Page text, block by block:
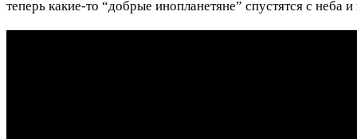
теперь какие-то “добрые инопланетяне” спустятся с неба